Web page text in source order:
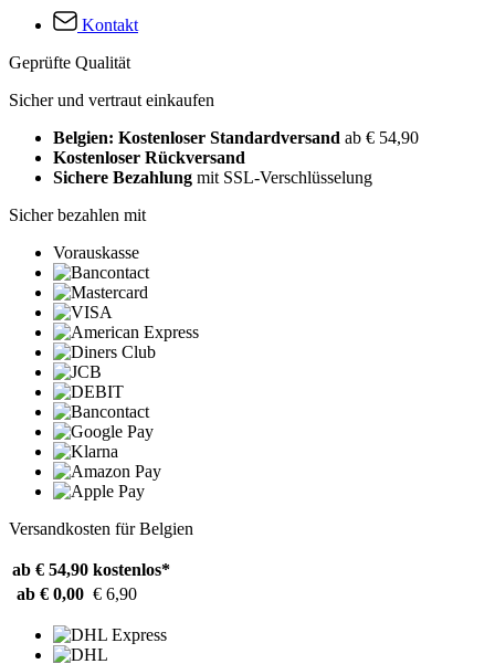
Kontakt
Geprüfte Qualität
Sicher und vertraut einkaufen
Belgien: Kostenloser Standardversand ab € 54,90
Kostenloser Rückversand
Sichere Bezahlung mit SSL-Verschlüsselung
Sicher bezahlen mit
Vorauskasse
Versandkosten für Belgien
ab € 54,90 kostenlos*
ab € 0,00 € 6,90